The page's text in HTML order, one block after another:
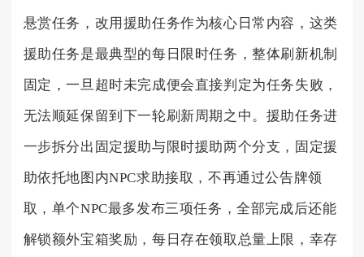
悬赏任务，改用援助任务作为核心日常内容，这类
援助任务是最典型的每日限时任务，整体刷新机制
固定，一旦超时未完成便会直接判定为任务失败，
无法顺延保留到下一轮刷新周期之中。援助任务进
一步拆分出固定援助与限时援助两个分支，固定援
助依托地图内NPC求助接取，不再通过公告牌领
取，单个NPC最多发布三项任务，全部完成后还能
解锁额外宝箱奖励，每日存在领取总量上限，幸存